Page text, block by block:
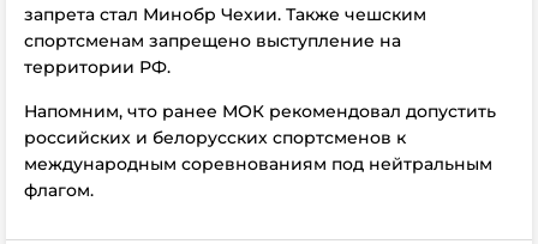
запрета стал Минобр Чехии. Также чешским
спортсменам запрещено выступление на
территории РФ.
Напомним, что ранее МОК рекомендовал допустить
российских и белорусских спортсменов к
международным соревнованиям под нейтральным
флагом.